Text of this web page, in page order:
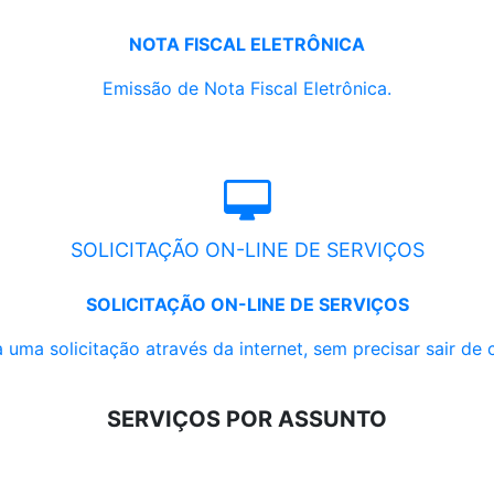
NOTA FISCAL ELETRÔNICA
Emissão de Nota Fiscal Eletrônica.
SOLICITAÇÃO ON-LINE DE SERVIÇOS
SOLICITAÇÃO ON-LINE DE SERVIÇOS
uma solicitação através da internet, sem precisar sair de
SERVIÇOS POR ASSUNTO